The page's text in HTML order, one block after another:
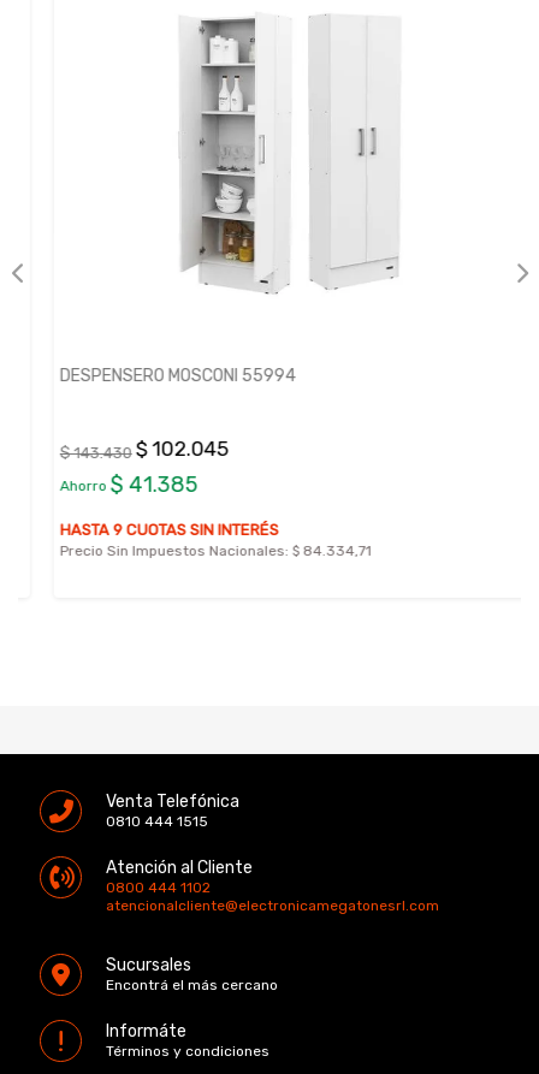
DESPENSERO MOSCONI 55994
$ 143.430 $ 102.045
Ahorro$ 41.385
HASTA 9 CUOTAS SIN INTERÉS
Precio Sin Impuestos Nacionales:$ 84.334,71
Venta Telefónica
0810 444 1515
Atención al Cliente
0800 444 1102
atencionalcliente@electronicamegatonesrl.com
Sucursales
Encontrá el más cercano
Informáte
Términos y condiciones